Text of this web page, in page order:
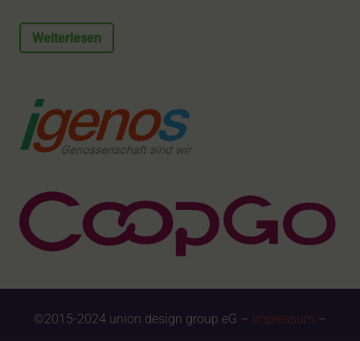
Weiterlesen
©2015-2024 union design group eG – Impressum –